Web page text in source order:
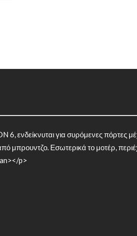
για συρόμενες πόρτες
μπρουντζο. Εσωτερικά το μοτέρ,
p>